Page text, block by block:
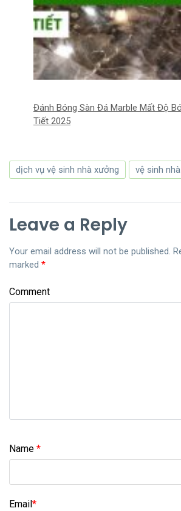
Đánh Bóng Sàn Đá Marble Mất Độ
Tiết 2025
dịch vụ vệ sinh nhà xưởng vệ sinh
Leave a Reply
Your email address will not be published.
marked *
Comment
Name *
Email*